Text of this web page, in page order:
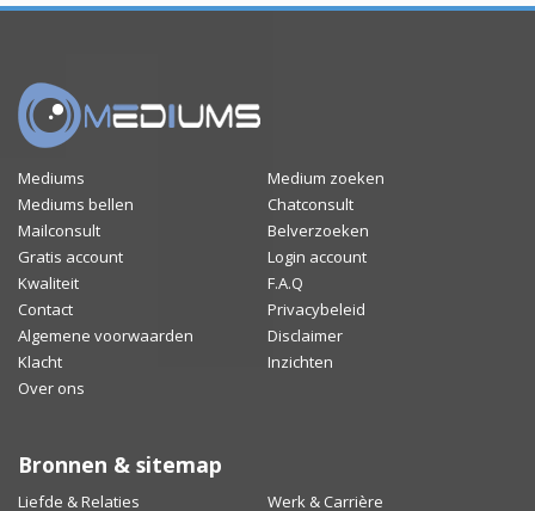
Mediums
Medium zoeken
Mediums bellen
Chatconsult
Mailconsult
Belverzoeken
Gratis account
Login account
Kwaliteit
F.A.Q
Contact
Privacybeleid
Algemene voorwaarden
Disclaimer
Klacht
Inzichten
Over ons
Bronnen & sitemap
Liefde & Relaties Werk & Carrière